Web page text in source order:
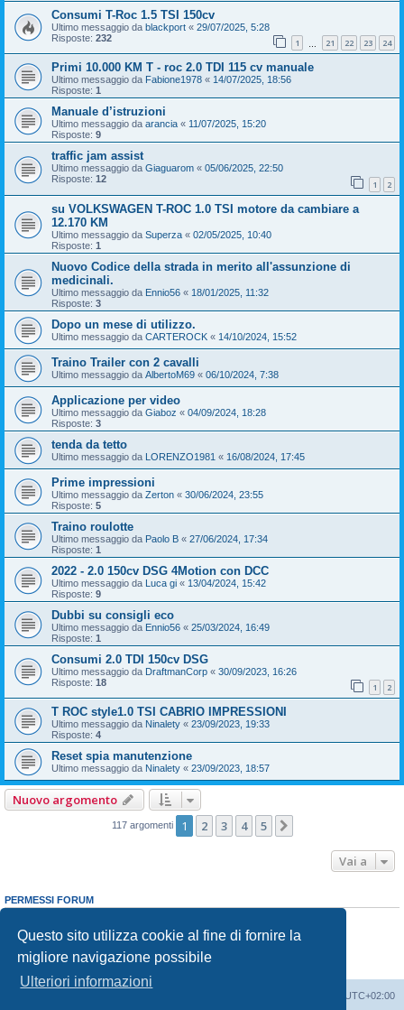
Questo sito utilizza cookie al fine di fornire la
migliore navigazione possibile
Ulteriori informazioni
Consumi T-Roc 1.5 TSI 150cv
Ultimo messaggio da blackport « 29/07/2025, 5:28
Risposte: 232 1 21 22 23 24
Primi 10.000 KM T - roc 2.0 TDI 115 cv manuale
Ultimo messaggio da Fabione1978 « 14/07/2025, 18:56
Risposte: 1
Manuale d’istruzioni
Ultimo messaggio da arancia « 11/07/2025, 15:20
Risposte: 9
traffic jam assist
Ultimo messaggio da Giaguarom « 05/06/2025, 22:50
Risposte: 12 1 2
su VOLKSWAGEN T-ROC 1.0 TSI motore da cambiare a
12.170 KM
Ultimo messaggio da Superza « 02/05/2025, 10:40
Risposte: 1
Nuovo Codice della strada in merito all'assunzione di
medicinali.
Ultimo messaggio da Ennio56 « 18/01/2025, 11:32
Risposte: 3
Dopo un mese di utilizzo.
Ultimo messaggio da CARTEROCK « 14/10/2024, 15:52
Traino Trailer con 2 cavalli
Ultimo messaggio da AlbertoM69 « 06/10/2024, 7:38
Applicazione per video
Ultimo messaggio da Giaboz « 04/09/2024, 18:28
Risposte: 3
tenda da tetto
Ultimo messaggio da LORENZO1981 « 16/08/2024, 17:45
Prime impressioni
Ultimo messaggio da Zerton « 30/06/2024, 23:55
Risposte: 5
Traino roulotte
Ultimo messaggio da Paolo B « 27/06/2024, 17:34
Risposte: 1
2022 - 2.0 150cv DSG 4Motion con DCC
Ultimo messaggio da Luca gi « 13/04/2024, 15:42
Risposte: 9
Dubbi su consigli eco
Ultimo messaggio da Ennio56 « 25/03/2024, 16:49
Risposte: 1
Consumi 2.0 TDI 150cv DSG
Ultimo messaggio da DraftmanCorp « 30/09/2023, 16:26
Risposte: 18 1 2
T ROC style1.0 TSI CABRIO IMPRESSIONI
Ultimo messaggio da Ninalety « 23/09/2023, 19:33
Risposte: 4
Reset spia manutenzione
Ultimo messaggio da Ninalety « 23/09/2023, 18:57
Nuovo argomento
117 argomenti 1 2 3 4 5
Vai a
PERMESSI FORUM
Non puoirispondere negli argomenti
Non puoimodificare i tuoi messaggi
Non puoicancellare i tuoi messaggi
Non puoi
inviare allegati
UTC+02:00